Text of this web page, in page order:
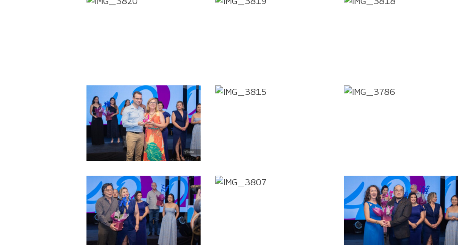
IMG_3820 IMG_3819 IMG_3818
IMG_3816 IMG_3815 IMG_3786
IMG_3806 IMG_3807 IMG_3808